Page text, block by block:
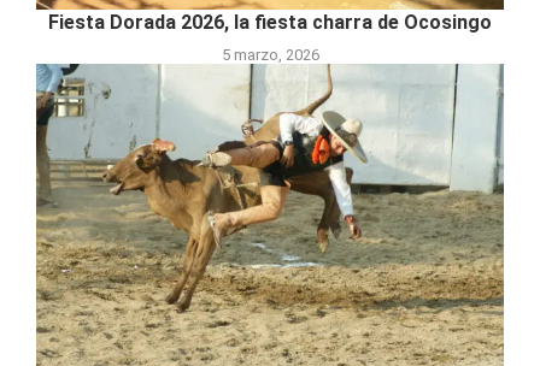
Fiesta Dorada 2026, la fiesta charra de Ocosingo
5 marzo, 2026